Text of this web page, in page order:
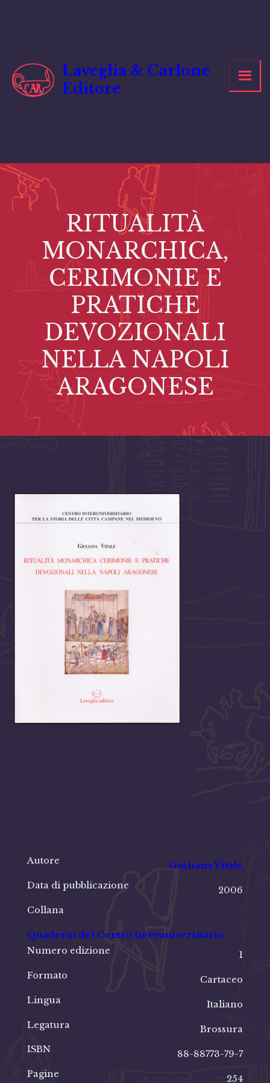
Laveglia & Carlone
Editore
RITUALITÀ
MONARCHICA,
CERIMONIE E
PRATICHE
DEVOZIONALI
NELLA NAPOLI
ARAGONESE
Autore
Giuliana Vitale
Data di pubblicazione
2006
Collana
Quaderni del Centro Interuniversitario
Numero edizione
1
Formato
Cartaceo
Lingua
Italiano
Legatura
Brossura
ISBN
88-88773-79-7
Pagine
254